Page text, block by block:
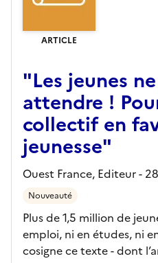
ARTICLE
"Les jeunes
attendre !
collectif en
jeunesse"
Ouest France, Editeur-
Nouveauté
Plus de 1,5 million de
emploi, ni en études, ni
cosigne ce texte - dont